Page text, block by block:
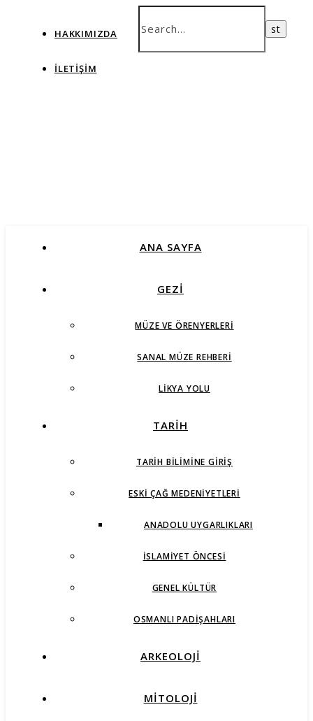
HAKKIMIZDA
İLETIŞIM
ANA SAYFA
GEZİ
MÜZE VE ÖRENYERLERI
SANAL MÜZE REHBERI
LIKYA YOLU
TARİH
TARIH BILIMINE GIRIŞ
ESKI ÇAĞ MEDENIYETLERI
ANADOLU UYGARLIKLARI
İSLAMIYET ÖNCESI
GENEL KÜLTÜR
OSMANLI PADIŞAHLARI
ARKEOLOJİ
MİTOLOJİ